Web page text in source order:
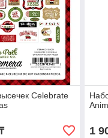
Celebrate
1